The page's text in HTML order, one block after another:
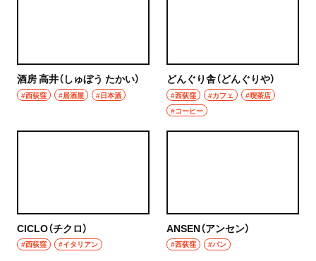
酒房 高井（しゅぼう たかい）
#西荻窪 #居酒屋 #日本酒
どんぐり舎（どんぐりや）
#西荻窪 #カフェ
#喫茶店
#コーヒー
CICLO（チクロ）
#西荻窪 #イタリアン
ANSEN（アンセン）
#西荻窪 #パン